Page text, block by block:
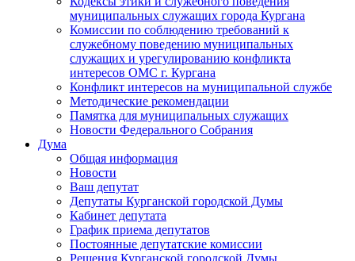
муниципальных служащих города Кургана
Комиссии по соблюдению требований к
служебному поведению муниципальных
служащих и урегулированию конфликта
интересов ОМС г. Кургана
Конфликт интересов на муниципальной службе
Методические рекомендации
Памятка для муниципальных служащих
Новости Федерального Cобрания
Дума
Общая информация
Новости
Ваш депутат
Депутаты Курганской городской Думы
Кабинет депутата
График приема депутатов
Постоянные депутатские комиссии
Решения Курганской городской Думы